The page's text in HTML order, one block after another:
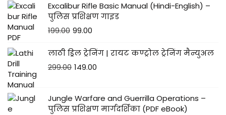
Excalibur Rifle Basic Manual (Hindi-English) –
पुलिस प्रशिक्षण गाइड
199.00 99.00
लाठी ड्रिल ट्रेनिंग | रायट कण्ट्रोल ट्रेनिंग मैन्युअल
299.00 149.00
Jungle Warfare and Guerrilla Operations –
पुलिस प्रशिक्षण मार्गदर्शिका (PDF eBook)